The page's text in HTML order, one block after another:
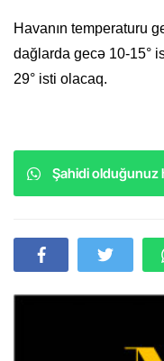
Havanın temperaturu
dağlarda gecə 10-15°
29° isti olacaq.
Şahidi olduğunuz